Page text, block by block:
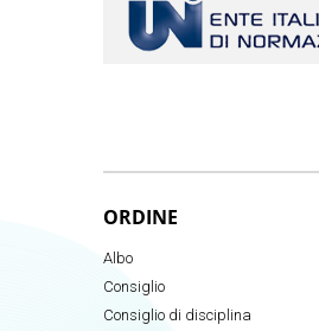
ORDINE
Albo
Consiglio
Consiglio di disciplina